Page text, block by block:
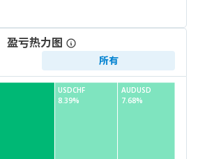
盈亏热力图
所有
USDCHF AUDUSD
8.39% 7.68%